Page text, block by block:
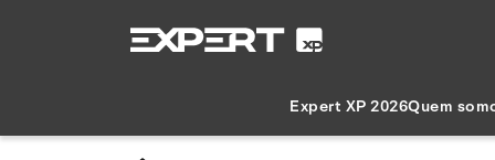
Expert XP 2026Quem